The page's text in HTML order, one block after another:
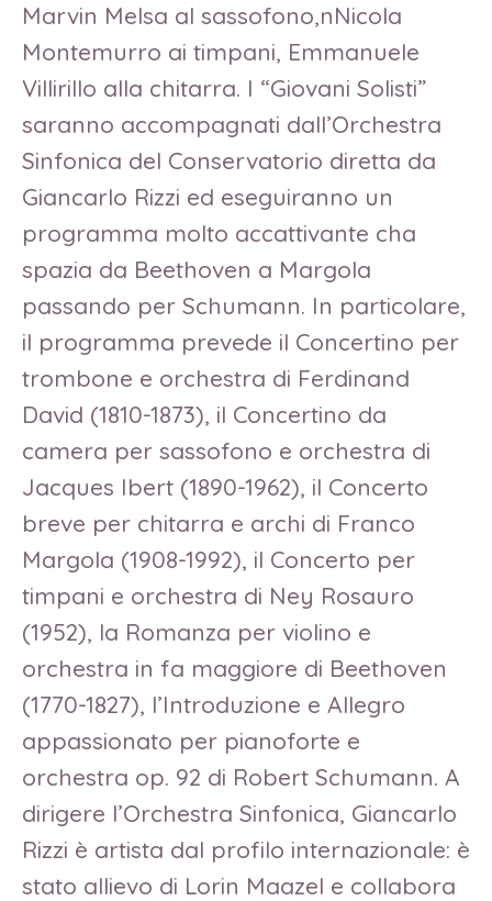
Marvin Melsa al sassofono,nNicola
Montemurro ai timpani, Emmanuele
Villirillo alla chitarra. I “Giovani Solisti”
saranno accompagnati dall’Orchestra
Sinfonica del Conservatorio diretta da
Giancarlo Rizzi ed eseguiranno un
programma molto accattivante cha
spazia da Beethoven a Margola
passando per Schumann. In particolare,
il programma prevede il Concertino per
trombone e orchestra di Ferdinand
David (1810-1873), il Concertino da
camera per sassofono e orchestra di
Jacques Ibert (1890-1962), il Concerto
breve per chitarra e archi di Franco
Margola (1908-1992), il Concerto per
timpani e orchestra di Ney Rosauro
(1952), la Romanza per violino e
orchestra in fa maggiore di Beethoven
(1770-1827), l’Introduzione e Allegro
appassionato per pianoforte e
orchestra op. 92 di Robert Schumann. A
dirigere l’Orchestra Sinfonica, Giancarlo
Rizzi è artista dal profilo internazionale: è
stato allievo di Lorin Maazel e collabora